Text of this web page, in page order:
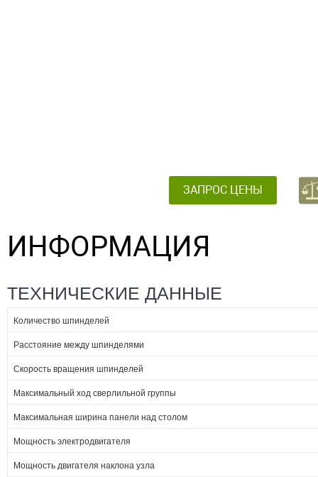
ЗАПРОС ЦЕНЫ
ИНФОРМАЦИЯ
ТЕХНИЧЕСКИЕ ДАННЫЕ
Количество шпинделей
Расстояние между шпинделями
Скорость вращения шпинделей
Максимальный ход сверлильной группы
Максимальная ширина панели над столом
Мощность электродвигателя
Мощность двигателя наклона узла